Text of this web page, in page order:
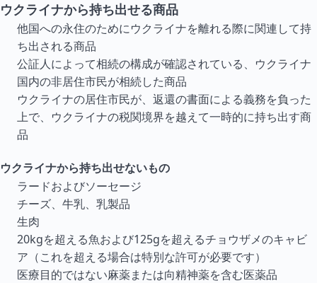
ウクライナから持ち出せる商品
他国への永住のためにウクライナを離れる際に関連して持
ち出される商品
公証人によって相続の構成が確認されている、ウクライナ
国内の非居住市民が相続した商品
ウクライナの居住市民が、返還の書面による義務を負った
上で、ウクライナの税関境界を越えて一時的に持ち出す商
品
ウクライナから持ち出せないもの
ラードおよびソーセージ
チーズ、牛乳、乳製品
生肉
20kgを超える魚および125gを超えるチョウザメのキャビ
ア（これを超える場合は特別な許可が必要です）
医療目的ではない麻薬または向精神薬を含む医薬品